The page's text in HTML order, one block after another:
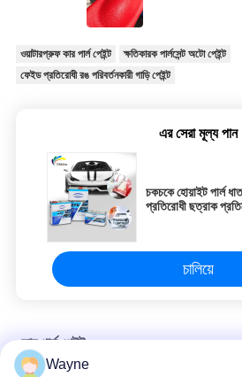
ওয়াটারপ্রুফ কার পার্ল পেইন্ট
ক্ষতিকারক পার্লসেন্ট অটো পেইন্ট
ফেইড প্রতিরোধী রঙ পরিবর্তনকারী গাড়ি পেইন্ট
এর সেরা মূল্য পান
চকচকে হোয়াইট পার্ল
প্রতিরোধী ছত্রাক
চালিয়ে
কার পার্ল পেইন্ট
Wayne